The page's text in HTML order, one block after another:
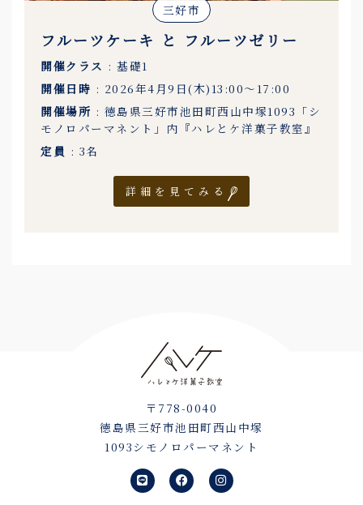
三好市
フルーツケーキ と フルーツゼリー
開催クラス : 基礎1
開催日時 : 2026年4月9日(木)13:00〜17:00
開催場所 : 徳島県三好市池田町西山中塚1093「シ
モノロパーマネント」内『ハレとケ洋菓子教室』
定員 : 3名
詳細を見てみる
〒778-0040
徳島県三好市池田町西山中塚
1093シモノロパーマネント
L
i
n
F
a
c
I
n
s